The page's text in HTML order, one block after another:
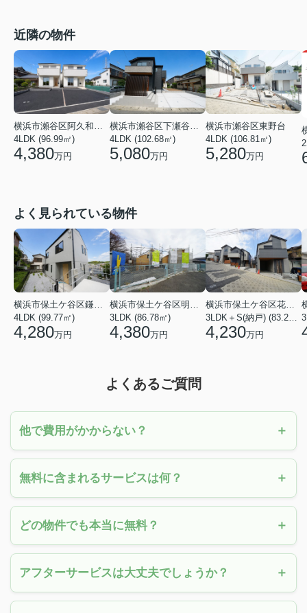
近隣の物件
横浜市瀬谷区阿久和西４丁目
4LDK (96.99㎡)
4,380万円
横浜市瀬谷区下瀬谷３丁目
4LDK (102.68㎡)
5,080万円
横浜市瀬谷区東野台
4LDK (106.81㎡)
5,280万円
よく見られている物件
横浜市保土ケ谷区鎌谷町
4LDK (99.77㎡)
4,280万円
横浜市保土ケ谷区明神台
3LDK (86.78㎡)
4,380万円
横浜市保土ケ谷区花見台
3LDK＋S(納戸) (83.21㎡)
4,230万円
よくあるご質問
他で費用がかからない？
無料に含まれるサービスは何？
どの物件でも本当に無料？
アフターサービスは大丈夫でしょうか？